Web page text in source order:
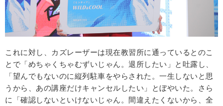
これに対し、カズレーザーは現在教習所に通っているとのこ
とで「めちゃくちゃむずいじゃん。退所したい」と吐露し、
「望んでもないのに縦列駐車をやらされた。一生しないと思
うから、あの講座だけキャンセルしたい」とぼやいた。さら
に「確認しないといけないじゃん。間違えたくないから、全